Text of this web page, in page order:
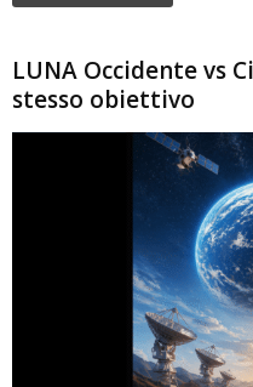
LUNA Occidente vs
stesso obiettivo